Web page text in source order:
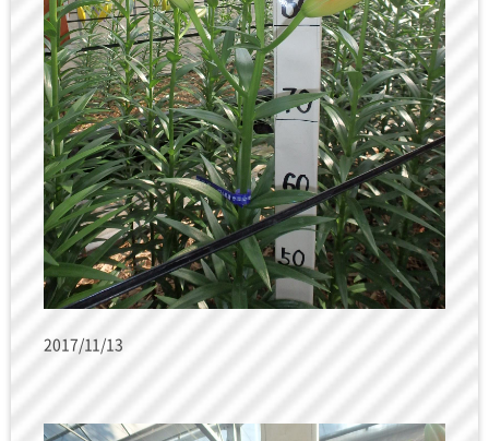
2017/11/13